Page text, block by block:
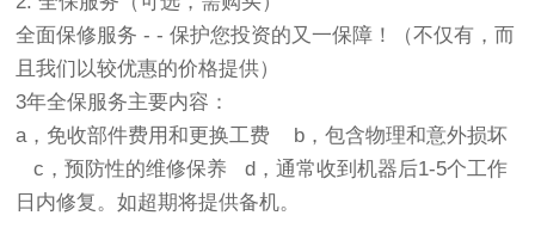
全面保修服务 - - 保护您投资的又一保障！（不仅有，而
且我们以较优惠的价格提供）
3年全保服务主要内容：
a，免收部件费用和更换工费 b，包含物理和意外损坏
c，预防性的维修保养 d，通常收到机器后1-5个工作
日内修复。如超期将提供备机。